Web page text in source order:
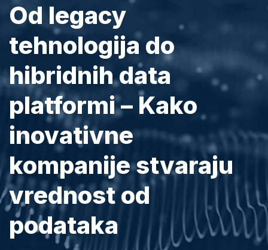
Od legacy
tehnologija do
hibridnih data
platformi – Kako
inovativne
kompanije stvaraju
vrednost od
podataka